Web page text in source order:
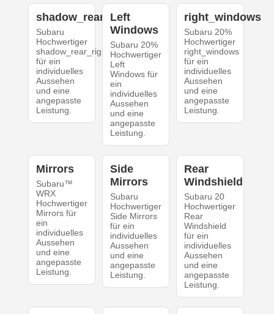
shadow_rear_right
Subaru
Hochwertiger
shadow_rear_right
für ein
individuelles
Aussehen
und eine
angepasste
Leistung.
Left
Windows
Subaru 20%
Hochwertiger
Left
Windows für
ein
individuelles
Aussehen
und eine
angepasste
Leistung.
right_windows
Subaru 20%
Hochwertiger
right_windows
für ein
individuelles
Aussehen
und eine
angepasste
Leistung.
Mirrors
Subaru™
WRX
Hochwertiger
Mirrors für
ein
individuelles
Aussehen
und eine
angepasste
Leistung.
Side
Mirrors
Subaru
Hochwertiger
Side Mirrors
für ein
individuelles
Aussehen
und eine
angepasste
Leistung.
Rear
Windshield
Subaru 20
Hochwertiger
Rear
Windshield
für ein
individuelles
Aussehen
und eine
angepasste
Leistung.